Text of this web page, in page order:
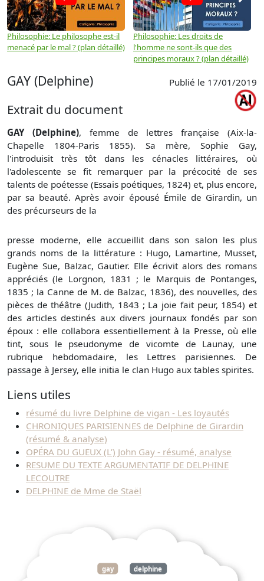
Philosophie: Le philosophe est-il
menacé par le mal ? (plan détaillé)
Philosophie: Les droits de
l'homme ne sont-ils que des
principes moraux ? (plan détaillé)
GAY (Delphine) Publié le 17/01/2019
Extrait du document
GAY (Delphine), femme de lettres française (Aix-la-
Chapelle 1804-Paris 1855). Sa mère, Sophie Gay,
l'introduisit très tôt dans les cénacles littéraires, où
l'adolescente se fit remarquer par la précocité de ses
talents de poétesse (Essais poétiques, 1824) et, plus encore,
par sa beauté. Après avoir épousé Émile de Girardin, un
des précurseurs de la
presse moderne, elle accueillit dans son salon les plus
grands noms de la littérature : Hugo, Lamartine, Musset,
Eugène Sue, Balzac, Gautier. Elle écrivit alors des romans
appréciés (le Lorgnon, 1831 ; le Marquis de Pontanges,
1835 ; la Canne de M. de Balzac, 1836), des nouvelles, des
pièces de théâtre (Judith, 1843 ; La joie fait peur, 1854) et
des articles destinés aux divers journaux fondés par son
époux : elle collabora essentiellement à la Presse, où elle
tint, sous le pseudonyme de vicomte de Launay, une
rubrique hebdomadaire, les Lettres parisiennes. De
passage à Jersey, elle initia le clan Hugo aux tables spirites.
Liens utiles
résumé du livre Delphine de vigan - Les loyautés
CHRONIQUES PARISIENNES de Delphine de Girardin
(résumé & analyse)
OPÉRA DU GUEUX (L’) John Gay - résumé, analyse
RESUME DU TEXTE ARGUMENTATIF DE DELPHINE
LECOUTRE
DELPHINE de Mme de Staël
gay delphine